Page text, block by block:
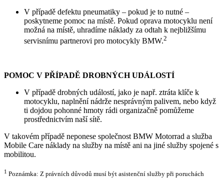
V případě defektu pneumatiky – pokud je to nutné –
poskytneme pomoc na místě. Pokud oprava motocyklu není
možná na místě, uhradíme náklady za odtah k nejbližšímu
servisnímu partnerovi pro motocykly BMW.2
POMOC V PŘÍPADĚ DROBNÝCH UDÁLOSTÍ
V případě drobných událostí, jako je např. ztráta klíče k
motocyklu, naplnění nádrže nesprávným palivem, nebo když
ti dojdou pohonné hmoty rádi organizačně pomůžeme
prostřednictvím naší sítě.
V takovém případě neponese společnost BMW Motorrad a služba
Mobile Care náklady na služby na místě ani na jiné služby spojené s
mobilitou.
1 Poznámka: Z právních důvodů musí být asistenční služby při poruchách